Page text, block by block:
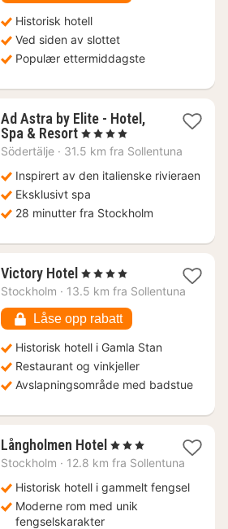
Historisk hotell
Ved siden av slottet
Populær ettermiddagste
Ad Astra by Elite - Hotel,
Spa & Resort1
natt
1214
kr.
, 4 Stjerner
Södertälje · 31.5 km fra Sollentuna
Inspirert av den italienske rivieraen
Eksklusivt spa
28 minutter fra Stockholm
Victory Hotel 1
natt
2249
kr.
, 4 Stjerner
Stockholm · 13.5 km fra Sollentuna
Låse opp rabatt
Historisk hotell i Gamla Stan
Restaurant og vinkjeller
Avslapningsområde med badstue
Långholmen Hotel 1
natt
939
kr.
, 3 Stjerner
Stockholm · 12.8 km fra Sollentuna
Historisk hotell i gammelt fengsel
Moderne rom med unik
fengselskarakter